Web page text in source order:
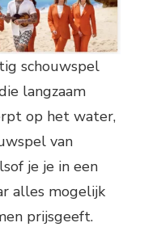
schouwspel
langzaam
op het water,
van
je je in een
alles mogelijk
prijsgeeft.